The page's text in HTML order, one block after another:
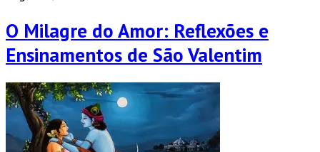
O Milagre do Amor: Reflexões e
Ensinamentos de São Valentim